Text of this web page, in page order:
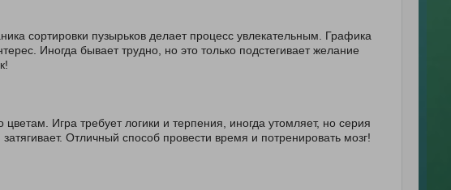
сортировки пузырьков делает процесс увлекательным. Графика
Иногда бывает трудно, но это только подстегивает желание
Игра требует логики и терпения, иногда утомляет, но серия
Отличный способ провести время и потренировать мозг!